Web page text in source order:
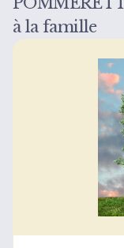
à la famille